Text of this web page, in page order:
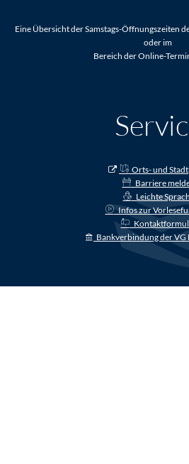
Eine Übersicht der Samstags-Öffnungszeiten
oder im
Bereich der Online-
Orts- und
Barriere
Leichte
Infos zur
Bankverbindung der